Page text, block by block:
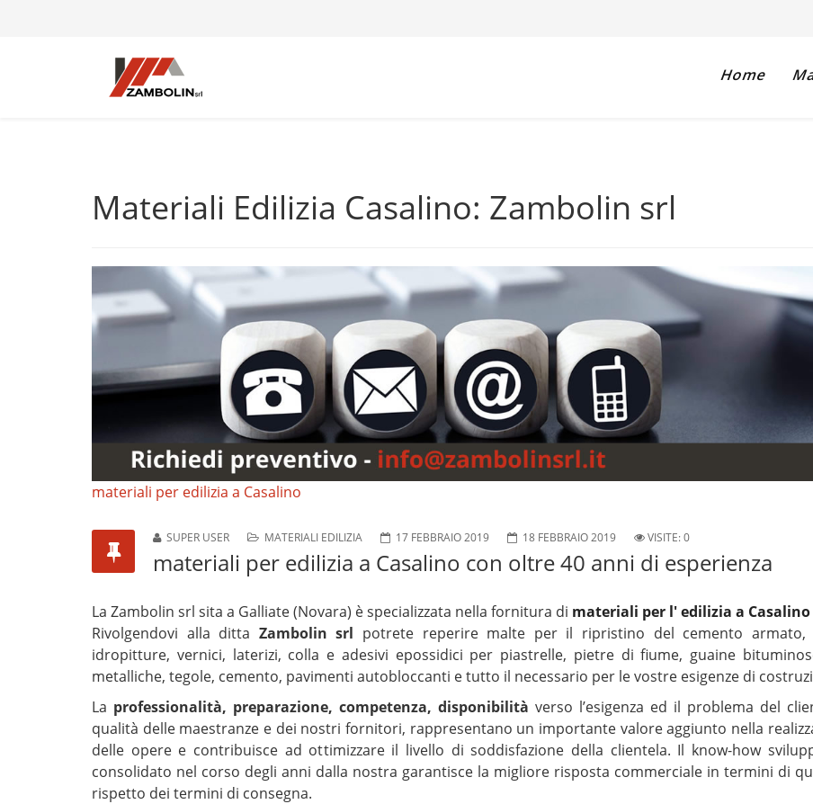
Home
Materiali Edilizia Casalino: Zambolin srl
materiali per edilizia a Casalino
SUPER USER MATERIALI EDILIZIA 17 FEBBRAIO 2019 18 FEBBRAIO 2019 VISITE: 0
materiali per edilizia a Casalino con oltre 40 anni di esperienza
La Zambolin srl sita a Galliate (Novara) è specializzata nella fornitura di materiali per l' edilizia a Casalino
Rivolgendovi alla ditta Zambolin srl potrete reperire malte per il ripristino del cemento armato,
idropitture, vernici, laterizi, colla e adesivi epossidici per piastrelle, pietre di fiume, guaine
metalliche, tegole, cemento, pavimenti autobloccanti e tutto il necessario per le vostre esigenze di
La professionalità, preparazione, competenza, disponibilità verso l’esigenza ed il problema del
qualità delle maestranze e dei nostri fornitori, rappresentano un importante valore aggiunto nella
delle opere e contribuisce ad ottimizzare il livello di soddisfazione della clientela. Il know-how
consolidato nel corso degli anni dalla nostra garantisce la migliore risposta commerciale in termini di
rispetto dei termini di consegna.